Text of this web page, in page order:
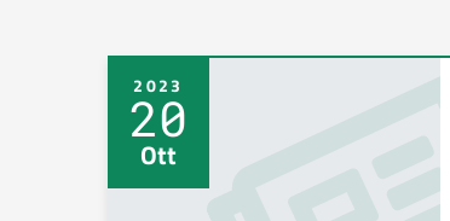
2023
20
Ott